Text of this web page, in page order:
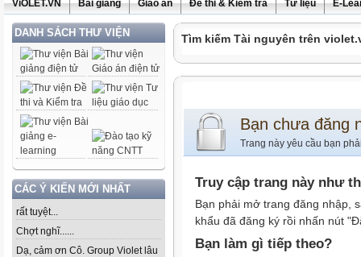
ViOLET.VN Bài giảng Giáo án Đề thi & Kiểm tra Tư liệu E-
DANH SÁCH THƯ VIỆN
CÁC Ý KIẾN MỚI NHẤT
rất tuyệt...
Chợt nghĩ......
Dạ, cảm ơn Cô. Group Violet lâu
Tìm kiếm Tài nguyên trên
Bạn chưa đăng
Trang này yêu cầu bạn
Truy cập trang này như
Bạn phải mở trang đăng nhập,
khẩu đã đăng ký rồi nhấn nút
Bạn làm gì tiếp theo?